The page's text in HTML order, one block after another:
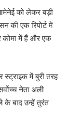
को लेकर बड़ी
की एक रिपोर्ट में
कोमा में हैं और एक
स्ट्राइक में बुरी तरह
नेता अली
के बाद उन्हें तुरंत